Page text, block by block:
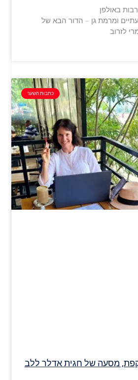
באולפן
ומרמת גן – הדור הבא של
לזרוב
כתבות השער
מסעה של חגית אדלר ללב